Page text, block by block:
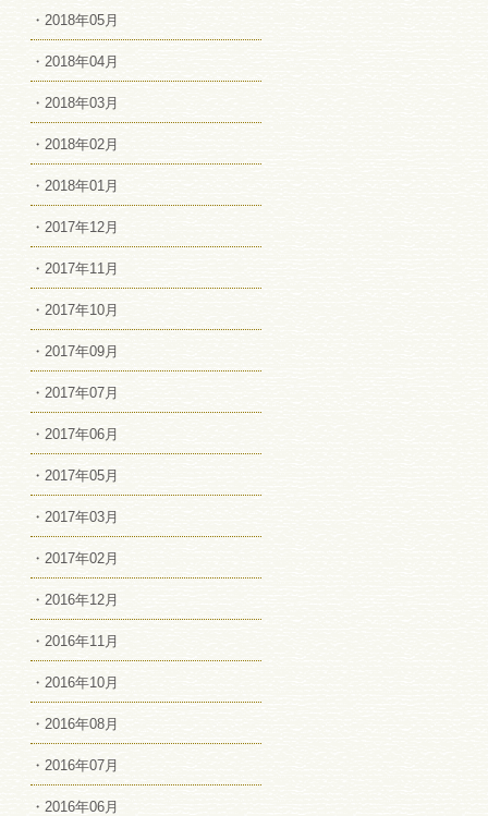
・2018年05月
・2018年04月
・2018年03月
・2018年02月
・2018年01月
・2017年12月
・2017年11月
・2017年10月
・2017年09月
・2017年07月
・2017年06月
・2017年05月
・2017年03月
・2017年02月
・2016年12月
・2016年11月
・2016年10月
・2016年08月
・2016年07月
・2016年06月